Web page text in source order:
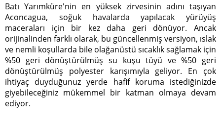
Batı Yarımküre'nin en yüksek zirvesinin adını taşıyan
Aconcagua, soğuk havalarda yapılacak yürüyüş
maceraları için bir kez daha geri dönüyor. Ancak
orijinalinden farklı olarak, bu güncellenmiş versiyon, ıslak
ve nemli koşullarda bile olağanüstü sıcaklık sağlamak için
%50 geri dönüştürülmüş su kuşu tüyü ve %50 geri
dönüştürülmüş polyester karışımıyla geliyor. En çok
ihtiyaç duyduğunuz yerde hafif koruma istediğinizde
giyebileceğiniz mükemmel bir katman olmaya devam
ediyor.